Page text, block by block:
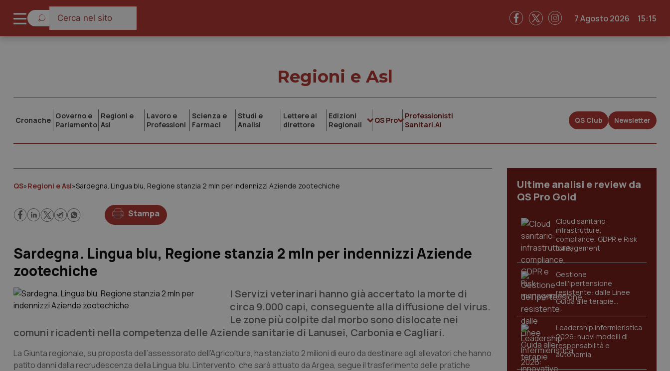
7 Agosto 2026 15:15
Regioni e Asl
Cronache Governo e
Parlamento
Regioni e
Asl
Lavoro e
Professioni
Scienza e
Farmaci
Studi e
Analisi
Lettere al
direttore
Edizioni
Regionali
QS Pro
Professionisti
Sanitari.AI
QS Club Newsletter
QS»Regioni e Asl»Sardegna. Lingua blu, Regione stanzia 2 mln per indennizzi Aziende zootechiche
Stampa
Sardegna. Lingua blu, Regione stanzia 2 mln per indennizzi Aziende
zootechiche
I Servizi veterinari hanno già accertato la morte di
circa 9.000 capi, conseguente alla diffusione del virus.
Le zone più colpite dal morbo sono dislocate nei
comuni ricadenti nella competenza delle Aziende sanitarie di Lanusei, Carbonia e Cagliari.
La Giunta regionale, su proposta dell’assessorato dell’Agricoltura, ha stanziato 2 milioni di euro da destinare agli allevatori che hanno
patito danni dalla recrudescenza della Lingua blu. L’intervento, che sarà attuato da Argea, segue il trasferimento delle pratiche
Ultime analisi e review da
QS Pro Gold
Cloud sanitario:
infrastrutture,
compliance, GDPR e Risk
management
Gestione
dell'Ipertensione
resistente: dalle Linee
Guida alle terapie
innovative
Leadership Infermieristica
2026: nuovi modelli di
responsabilità e
autonomia